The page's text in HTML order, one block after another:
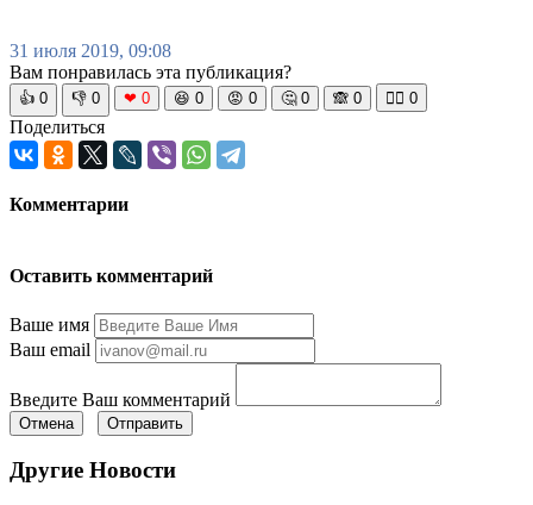
31 июля 2019, 09:08
Вам понравилась эта публикация?
👍 0 👎 0 ❤ 0 😆 0 😡 0 🤔 0 🙈 0 🧘‍♀️ 0
Поделиться
Комментарии
Оставить комментарий
Ваше имя
Ваш email
Введите Ваш комментарий
Отмена Отправить
Другие Новости